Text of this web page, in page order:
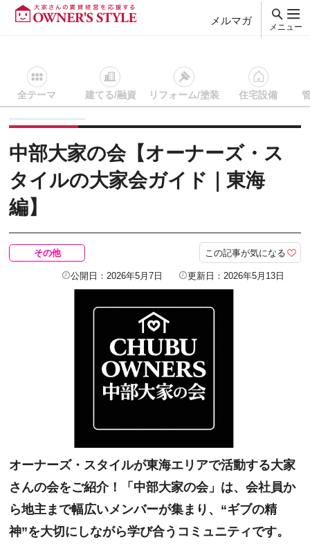
メルマガ
メニュー
全テーマ 建てる/融資 リフォーム/塗装 住宅設備
賃貸経営ＴＯＰ その他 記事を読む 中部大家の会【オーナ
中部大家の会【オーナーズ・ス
タイルの大家会ガイド｜東海
編】
その他 この記事が気になる
公開日：2026年5月7日 更新日：2026年5月13日
オーナーズ・スタイルが東海エリアで活動する大家
さんの会をご紹介！「中部大家の会」は、会社員か
ら地主まで幅広いメンバーが集まり、“ギブの精
神”を大切にしながら学び合うコミュニティです。